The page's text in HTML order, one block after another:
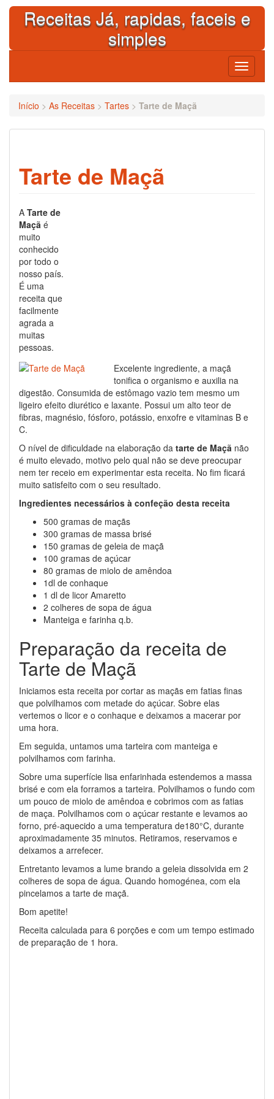
Skip
contentReceitas Já, rapidas, faceis e
simples
Toggle
Início > As Receitas > Tartes > Tarte de Maçã
Tarte de Maçã
A Tarte de
Maçã é
muito
conhecido
por todo o
nosso país.
É uma
receita que
facilmente
agrada a
muitas
pessoas.
Excelente ingrediente, a maçã
tonifica o organismo e auxilia na
digestão. Consumida de estômago vazio tem mesmo um
ligeiro efeito diurético e laxante. Possui um alto teor de
fibras, magnésio, fósforo, potássio, enxofre e vitaminas B e
C.
O nível de dificuldade na elaboração da tarte de Maçã não
é muito elevado, motivo pelo qual não se deve preocupar
nem ter receio em experimentar esta receita. No fim ficará
muito satisfeito com o seu resultado.
Ingredientes necessários à confeção desta receita
500 gramas de maçãs
300 gramas de massa brisé
150 gramas de geleia de maçã
100 gramas de açúcar
80 gramas de miolo de amêndoa
1dl de conhaque
1 dl de licor Amaretto
2 colheres de sopa de água
Manteiga e farinha q.b.
Preparação da receita de
Tarte de Maçã
Iniciamos esta receita por cortar as maçãs em fatias finas
que polvilhamos com metade do açúcar. Sobre elas
vertemos o licor e o conhaque e deixamos a macerar por
uma hora.
Em seguida, untamos uma tarteira com manteiga e
polvilhamos com farinha.
Sobre uma superfície lisa enfarinhada estendemos a massa
brisé e com ela forramos a tarteira. Polvilhamos o fundo com
um pouco de miolo de amêndoa e cobrimos com as fatias
de maça. Polvilhamos com o açúcar restante e levamos ao
forno, pré-aquecido a uma temperatura de180°C, durante
aproximadamente 35 minutos. Retiramos, reservamos e
deixamos a arrefecer.
Entretanto levamos a lume brando a geleia dissolvida em 2
colheres de sopa de água. Quando homogénea, com ela
pincelamos a tarte de maçã.
Bom apetite!
Receita calculada para 6 porções e com um tempo estimado
de preparação de 1 hora.